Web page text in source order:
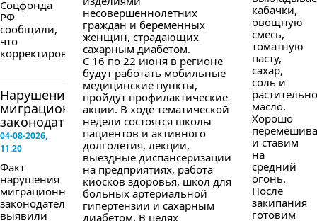
Соцфонда
РФ
сообщили,
что
корректировка...
Нарушение
миграционного
законодательства
04-08-2026,
11:20
Факт
нарушения
миграционного
законодательства
выявили
несовершеннолетних
граждан и беременных
женщин, страдающих
сахарным диабетом.
С 16 по 22 июня в регионе
будут работать мобильные
медицинские пункты,
пройдут профилактические
акции. В ходе тематической
недели состоятся школы
пациентов и активного
долголетия, лекции,
выездные диспансеризации
на предприятиях, работа
киосков здоровья, школ для
больных артериальной
гипертензии и сахарным
диабетом. В целях
кабачки,
овощную
смесь,
томатную
пасту,
сахар,
соль и
масло.
Хорошо
и ставим
на
средний
огонь.
После
закипания
готовим